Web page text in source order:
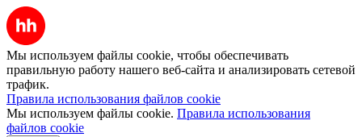
Мы используем файлы cookie, чтобы обеспечивать
правильную работу нашего веб-сайта и анализировать сетевой
трафик.
Правила использования файлов cookie
Мы используем файлы cookie. Правила использования
файлов cookie